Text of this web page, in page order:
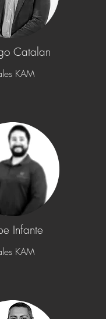
Catalan
KAM
Infante
KAM